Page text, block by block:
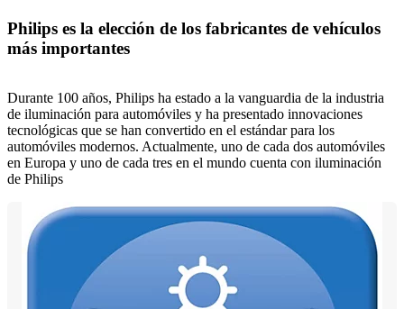
Philips es la elección de los fabricantes de vehículos
más importantes
Durante 100 años, Philips ha estado a la vanguardia de la industria
de iluminación para automóviles y ha presentado innovaciones
tecnológicas que se han convertido en el estándar para los
automóviles modernos. Actualmente, uno de cada dos automóviles
en Europa y uno de cada tres en el mundo cuenta con iluminación
de Philips